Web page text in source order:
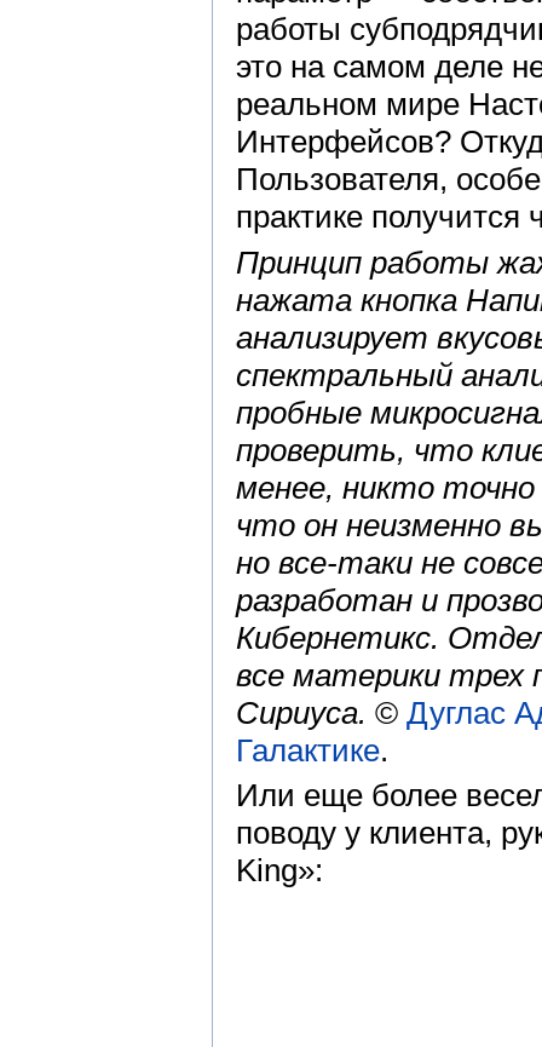
работы
это на самом деле
реальном мире
Интерфейсов?
Пользователя,
практике получится
Принцип работы
нажата кнопка
анализирует
спектральный
пробные
проверить, что
менее, никто
что он неизменно
но все-таки не
разработан и
Кибернетикс.
все материки трех
Сириуса. © Дуглас
Галактике.
Или еще более
поводу у клиента,
King»: